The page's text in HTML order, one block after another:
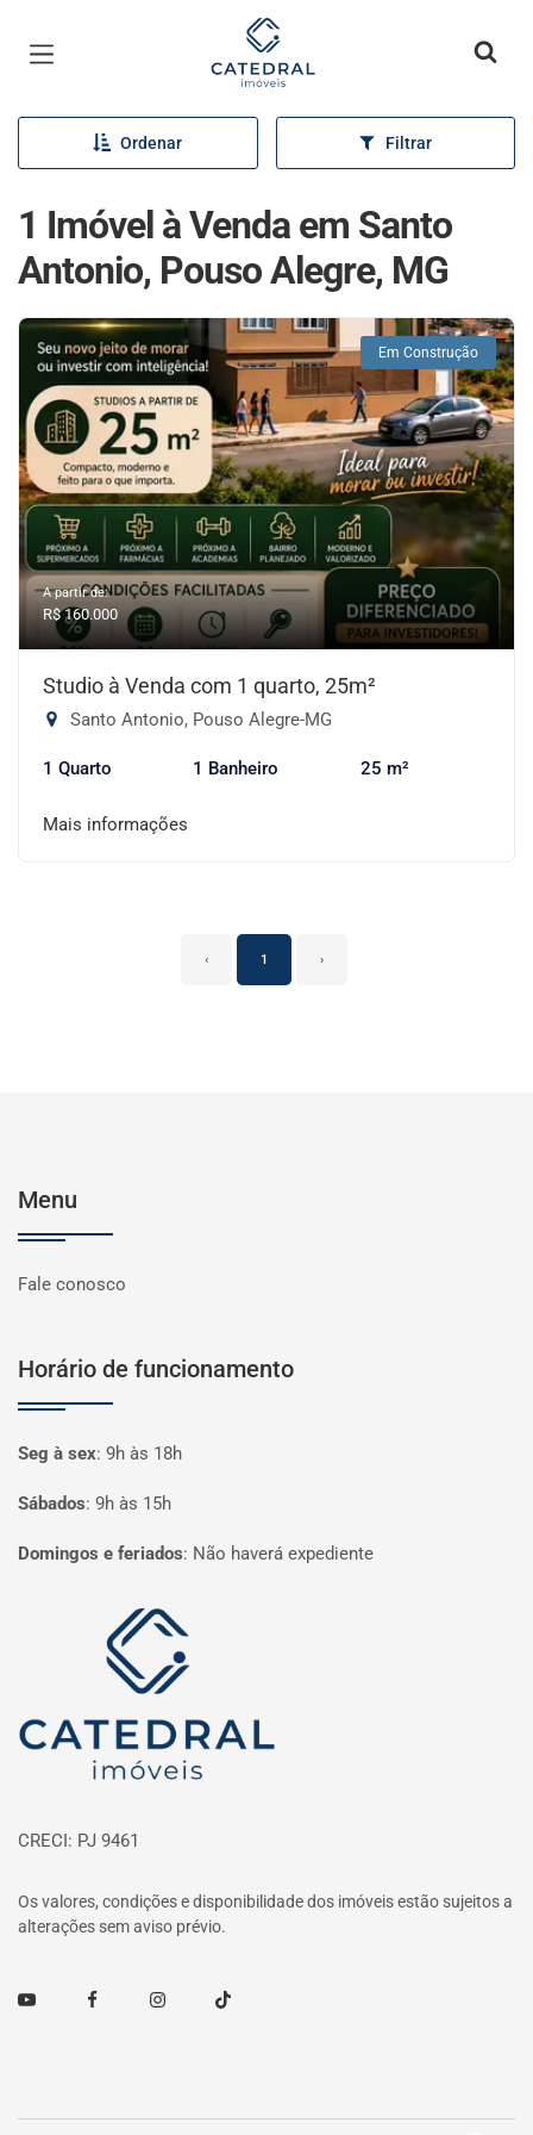
Página inicial
Ordenar Filtrar
1 Imóvel à Venda em Santo
Antonio, Pouso Alegre, MG
Em Construção
A partir de:
R$ 160.000
Studio à Venda com 1 quarto, 25m²
Santo Antonio, Pouso Alegre-MG
1 Quarto 1 Banheiro 25 m²
Mais informações
‹ 1 ›
Menu
Fale conosco
Horário de funcionamento
Seg à sex: 9h às 18h
Sábados: 9h às 15h
Domingos e feriados: Não haverá expediente
Página inicial
CRECI: PJ 9461
Os valores, condições e disponibilidade dos imóveis estão sujeitos a
alterações sem aviso prévio.
Youtube FacebookInstagramTikTok